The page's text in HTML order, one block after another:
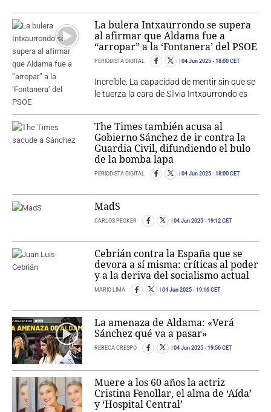
La bulera Intxaurrondo se supera
al afirmar que Aldama fue a
“arropar” a la ‘Fontanera’ del PSOE
PERIODISTA DIGITAL 04 Jun 2025 - 18:00 CET
Increíble. La capacidad de mentir sin que se
le tuerza la cara de Silvia Intxaurrondo es
The Times también acusa al
Gobierno Sánchez de ir contra la
Guardia Civil, difundiendo el bulo
de la bomba lapa
PERIODISTA DIGITAL 04 Jun 2025 - 18:00 CET
MadS
CARLOS PECKER 04 Jun 2025 - 19:12 CET
Cebrián contra la España que se
devora a sí misma: críticas al poder
y a la deriva del socialismo actual
MARIO LIMA 04 Jun 2025 - 19:16 CET
La amenaza de Aldama: «Verá
Sánchez qué va a pasar»
REBECA CRESPO 04 Jun 2025 - 19:56 CET
Muere a los 60 años la actriz
Cristina Fenollar, el alma de ‘Aída’
y ‘Hospital Central’